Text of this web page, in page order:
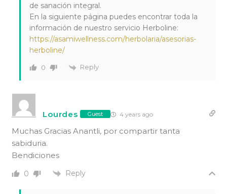
de sanación integral.
En la siguiente página puedes encontrar toda la
información de nuestro servicio Herboline:
https://asamiwellness.com/herbolaria/asesorias-
herboline/
0 Reply
Lourdes Guest 4 years ago
Muchas Gracias Anantli, por compartir tanta
sabiduria.
Bendiciones
0 Reply